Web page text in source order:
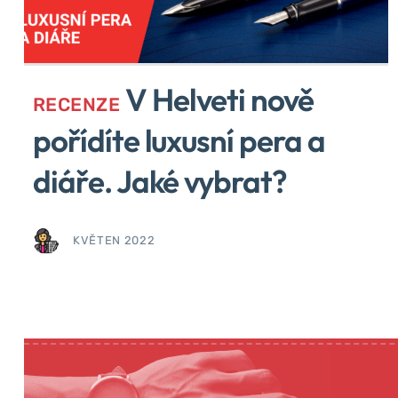
RECENZE V Helveti nově
pořídíte luxusní pera a
diáře. Jaké vybrat?
KVĚTEN 2022